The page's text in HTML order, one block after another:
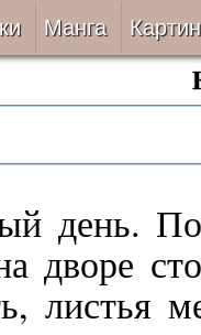
Манга
день.
дворе
листья